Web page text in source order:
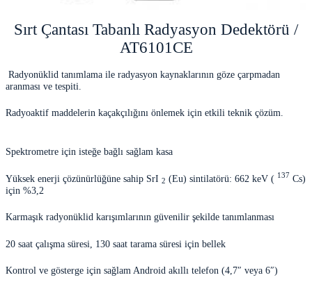
Sırt Çantası Tabanlı Radyasyon Dedektörü /
AT6101CE
Radyonüklid tanımlama ile radyasyon kaynaklarının göze çarpmadan
aranması ve tespiti.
Radyoaktif maddelerin kaçakçılığını önlemek için etkili teknik çözüm.
Spektrometre için isteğe bağlı sağlam kasa
Yüksek enerji çözünürlüğüne sahip SrI 2 (Eu) sintilatörü: 662 keV ( 137 Cs)
için %3,2
Karmaşık radyonüklid karışımlarının güvenilir şekilde tanımlanması
20 saat çalışma süresi, 130 saat tarama süresi için bellek
Kontrol ve gösterge için sağlam Android akıllı telefon (4,7″ veya 6″)